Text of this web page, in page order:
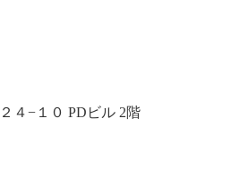
４−１０ PDビル 2階